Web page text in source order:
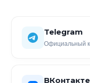
Telegram
Официальный
ВКонтакте